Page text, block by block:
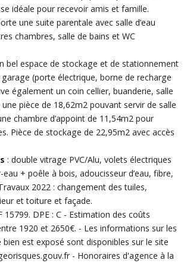
idéale pour recevoir amis et famille.
une suite parentale avec salle d’eau
chambres, salle de bains et WC
bel espace de stockage et de stationnement
(porte électrique, borne de recharge
également un coin cellier, buanderie, salle
une pièce de 18,62m2 pouvant servir de salle
chambre d’appoint de 11,54m2 pour
Pièce de stockage de 22,95m2 avec accès
: double vitrage PVC/Alu, volets électriques
eau + poêle à bois, adoucisseur d’eau, fibre,
2022 : changement des tuiles,
et toiture et façade.
15799. DPE : C - Estimation des coûts
1920 et 2650€. - Les informations sur les
bien est exposé sont disponibles sur le site
- Honoraires d'agence à la